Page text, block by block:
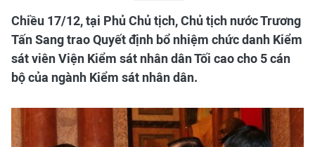
Chiều 17/12, tại Phủ Chủ tịch, Chủ tịch nước Trương
Tấn Sang trao Quyết định bổ nhiệm chức danh Kiểm
sát viên Viện Kiểm sát nhân dân Tối cao cho 5 cán
bộ của ngành Kiểm sát nhân dân.